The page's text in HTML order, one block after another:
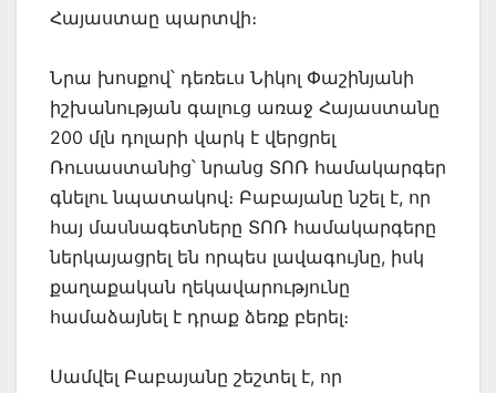
Հայաստաը պարտվի։
Նրա խոսքով՝ դեռեւս Նիկոլ Փաշինյանի
իշխանության գալուց առաջ Հայաստանը
200 մլն դոլարի վարկ է վերցրել
Ռուսաստանից՝ նրանց ՏՈՌ համակարգեր
գնելու նպատակով։ Բաբայանը նշել է, որ
հայ մասնագետները ՏՈՌ համակարգերը
ներկայացրել են որպես լավագույնը, իսկ
քաղաքական ղեկավարությունը
համաձայնել է դրաք ձեռք բերել։
Սամվել Բաբայանը շեշտել է, որ